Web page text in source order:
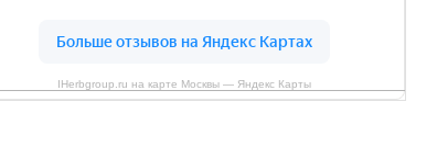
IHerbgroup.ru на карте Москвы — Яндекс Карты